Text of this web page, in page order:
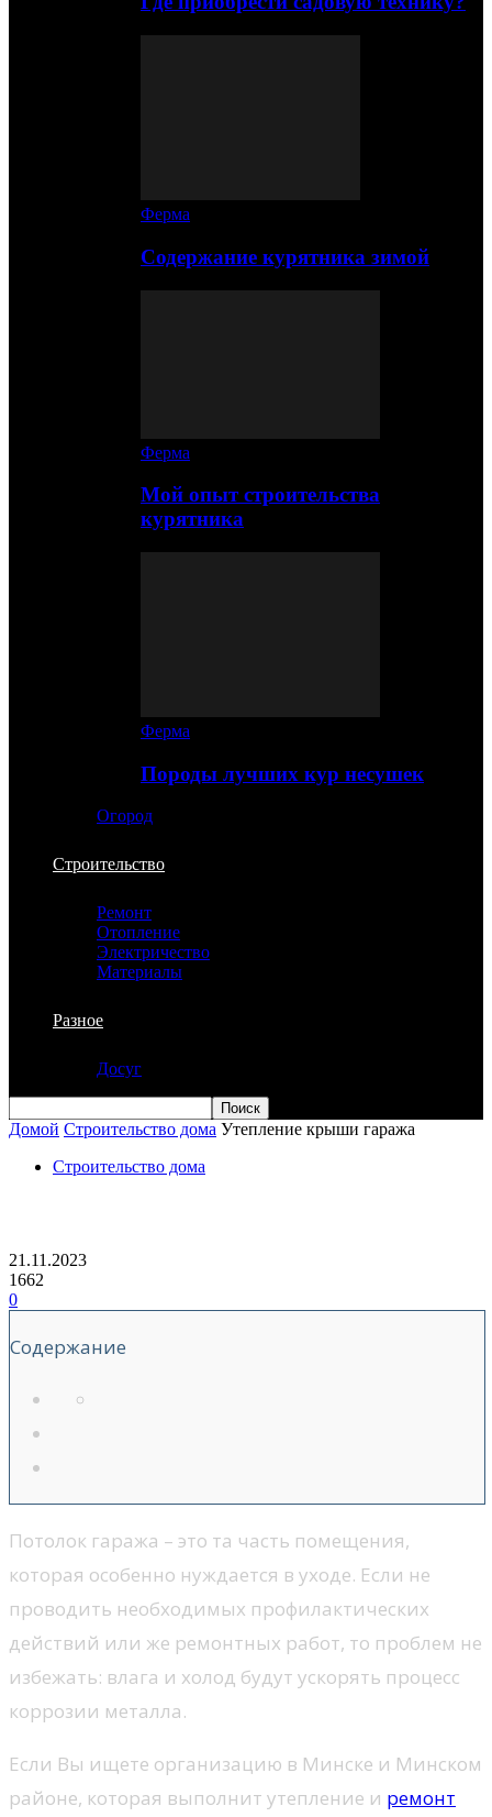
Ферма
Содержание курятника зимой
Ферма
Мой опыт строительства
курятника
Ферма
Породы лучших кур несушек
Огород
Строительство
Ремонт
Отопление
Электричество
Материалы
Разное
Досуг
Домой Строительство дома Утепление крыши гаража
Строительство дома
21.11.2023
1662
0
Содержание
Потолок гаража – это та часть помещения,
которая особенно нуждается в уходе. Если не
проводить необходимых профилактических
действий или же ремонтных работ, то проблем не
избежать: влага и холод будут ускорять процесс
коррозии металла.
Если Вы ищете организацию в Минске и Минском
районе, которая выполнит утепление и ремонт